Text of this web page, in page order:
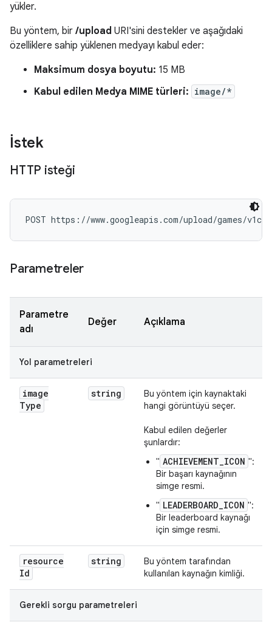
yükler.
Bu yöntem, bir /upload URI'sini destekler ve aşağıdaki
özelliklere sahip yüklenen medyayı kabul eder:
Maksimum dosya boyutu: 15 MB
Kabul edilen Medya MIME türleri: image/*
İstek
HTTP isteği
POST https://www.googleapis.com/upload/games/
Parametreler
Parametre
adı
Değer Açıklama
Yol parametreleri
image
Type
string
Bu yöntem için kaynaktaki
hangi görüntüyü seçer.
Kabul edilen değerler
şunlardır:
" ACHIEVEMENT_ICON ":
Bir başarı kaynağının
simge resmi.
" LEADERBOARD_ICON ":
Bir leaderboard kaynağı
için simge resmi.
resource
Id
string
Bu yöntem tarafından
kullanılan kaynağın kimliği.
Gerekli sorgu parametreleri